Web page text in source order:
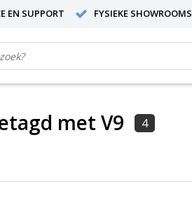
EN SUPPORT FYSIEKE SHOWROOMS
met V9 4